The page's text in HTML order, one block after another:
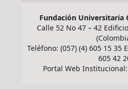
Fundación Universitaria
Calle 52 No 47 – 42
Teléfono: (057) (4) 605 15 35
605 42
Portal Web